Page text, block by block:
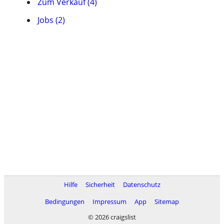
Jobs (2)
Hilfe Sicherheit
Datenschutz
Bedingungen
Impressum App
Sitemap
© 2026 craigslist